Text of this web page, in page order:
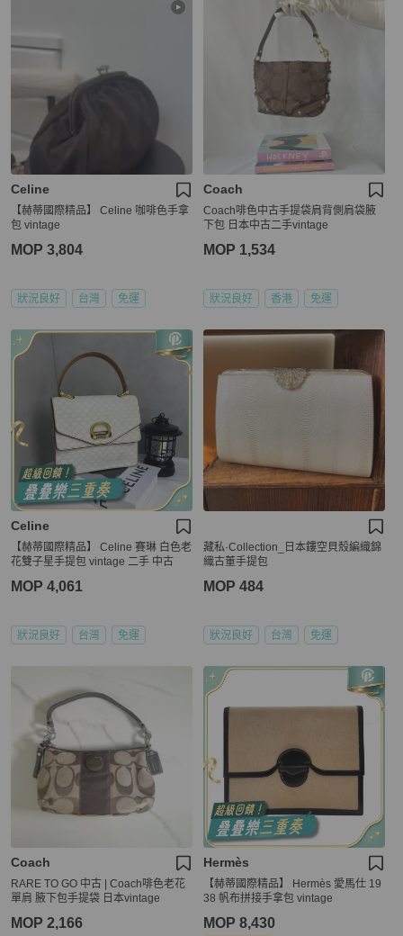
Celine
【赫蒂國際精品】 Celine 咖啡色手拿
包 vintage
MOP 3,804
狀況良好 台灣 免運
Coach
Coach啡色中古手提袋肩背側肩袋腋
下包 日本中古二手vintage
MOP 1,534
狀況良好 香港 免運
Celine
【赫蒂國際精品】 Celine 賽琳 白色老
花雙子星手提包 vintage 二手 中古
MOP 4,061
狀況良好 台灣 免運
藏私·Collection_日本鏤空貝殼編織錦
織古董手提包
MOP 484
狀況良好 台灣 免運
Coach
RARE TO GO 中古 | Coach啡色老花
單肩 腋下包手提袋 日本vintage
MOP 2,166
Hermès
【赫蒂國際精品】 Hermès 愛馬仕 19
38 帆布拼接手拿包 vintage
MOP 8,430